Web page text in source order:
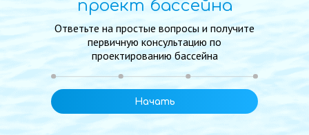
Начать
проект бассейна
Ответьте на простые вопросы и получите
первичную консультацию по
проектированию бассейна